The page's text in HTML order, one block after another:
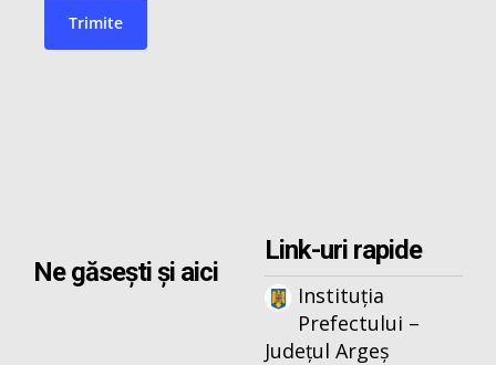
Ne găsești și aici
Link-uri rapide
Instituția
Prefectului –
Județul Argeș